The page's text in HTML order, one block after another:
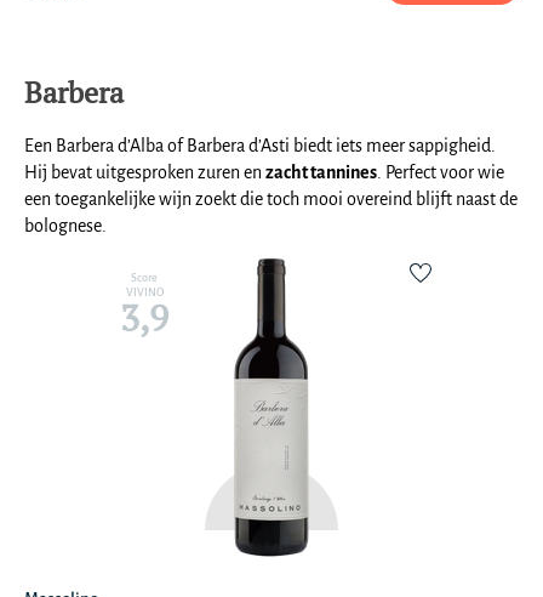
Barbera
Een Barbera d’Alba of Barbera d’Asti biedt iets meer sappigheid.
Hij bevat uitgesproken zuren en zacht tannines . Perfect voor wie
een toegankelijke wijn zoekt die toch mooi overeind blijft naast de
bolognese.
Score
VIVINO
3,9